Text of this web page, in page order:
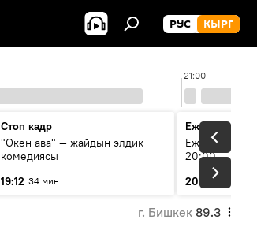
РУС КЫРГ
21:00
Стоп кадр
"Окен ава" — жайдын элдик
комедиясы
19:12 34 мин
Ежедневные
Ежедневные
20:00
20:01
г. Бишкек 89.3